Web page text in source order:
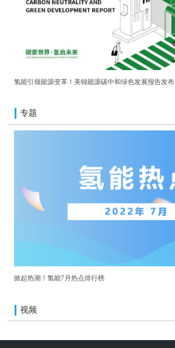
氢能引领能源变革！美锦能源碳中和绿色发展报告发布
专题
掀起热潮！氢能7月热点排行榜
视频